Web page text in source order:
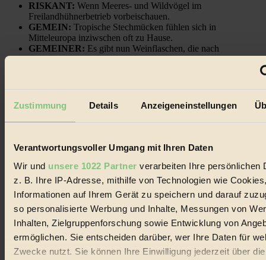
Zustimmung Details Anzeigeneinstellungen
Verantwortungsvoller Umgang mit Ihren Daten
Wir und unsere 1022 Partner verarbeiten Ihre persönlichen
z. B. Ihre IP-Adresse, mithilfe von Technologien wie
Informationen auf Ihrem Gerät zu speichern und darauf
so personalisierte Werbung und Inhalte, Messungen von
Inhalten, Zielgruppenforschung sowie Entwicklung von
ermöglichen. Sie entscheiden darüber, wer Ihre Daten für
Zwecke nutzt. Sie können Ihre Einwilligung jederzeit über
RISKANT: Wenn Meeres- und Wildvögel im
Freilandhühnerbetrieb vorbeischauen.
GEMEIN: Tropische Stechmücken fühlen sich in
Mitteleuropa inziwschen oft zu Hause.
GEMEINER: Es gibt nun Weinflaschen, die nach
Entleerung voll wieder zu dir zurückkommen.
Erhalte in regelmäßigen Abständen die aktuellsten Artikel,
BIORAMA-Magazin per E-Mail.